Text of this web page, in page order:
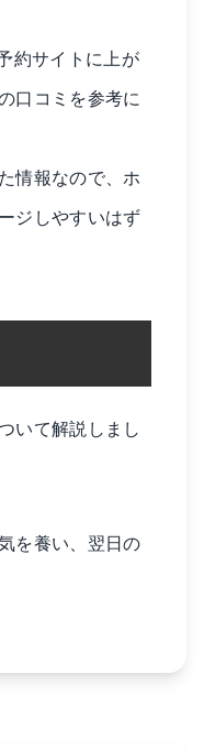
約サイトに上が
口コミを参考に
情報なので、ホ
ジしやすいはず
いて解説しまし
を養い、翌日の